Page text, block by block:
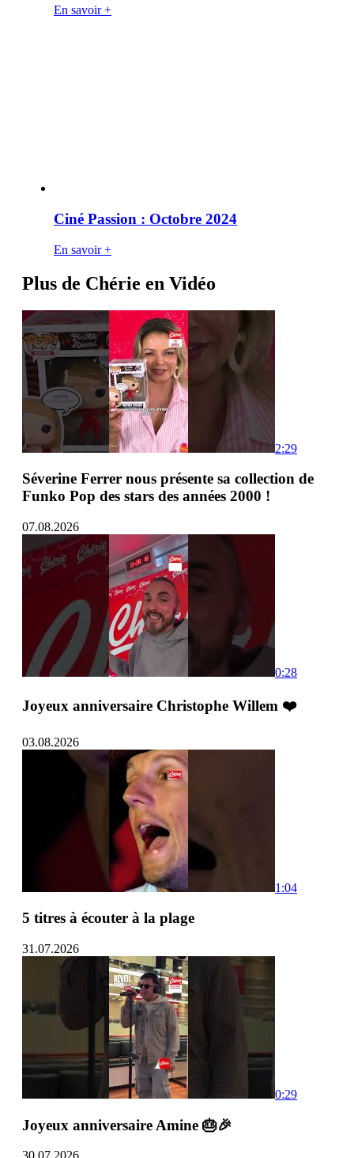
En savoir +
Ciné Passion : Octobre 2024
En savoir +
Plus de Chérie en Vidéo
2:29
Séverine Ferrer nous présente sa collection de
Funko Pop des stars des années 2000 !
07.08.2026
0:28
Joyeux anniversaire Christophe Willem ❤️
03.08.2026
1:04
5 titres à écouter à la plage
31.07.2026
0:29
Joyeux anniversaire Amine 🎂🎉